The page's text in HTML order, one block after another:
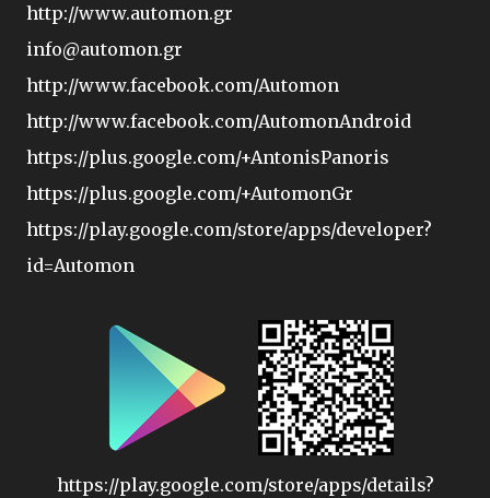
http://www.automon.gr
info@automon.gr
http://www.facebook.com/Automon
http://www.facebook.com/AutomonAndroid
https://plus.google.com/+AntonisPanoris
https://plus.google.com/+AutomonGr
https://play.google.com/store/apps/developer?
id=Automon
https://play.google.com/store/apps/details?